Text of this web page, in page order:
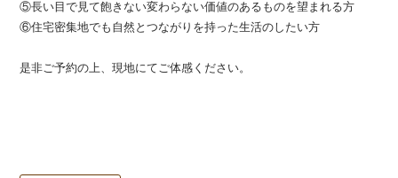
⑤長い目で見て飽きない変わらない価値のあるものを望まれる方
⑥住宅密集地でも自然とつながりを持った生活のしたい方
是非ご予約の上、現地にてご体感ください。